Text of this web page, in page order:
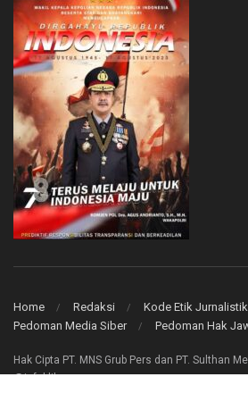
Home Redaksi
Kode Etik Jurnalistik
Pedoman Media Siber
Pedoman Hak
Hak Cipta PT. MNS Grub Pers dan PT. Sulthan
@infoklik.co